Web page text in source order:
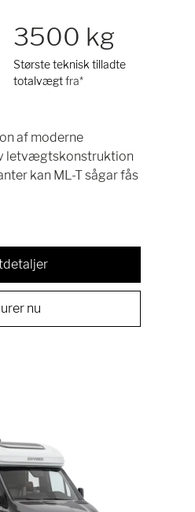
3500 kg
Største teknisk tilladte
totalvægtfra*
af moderne
letvægtskonstruktion
kan ML-T sågar fås
nu